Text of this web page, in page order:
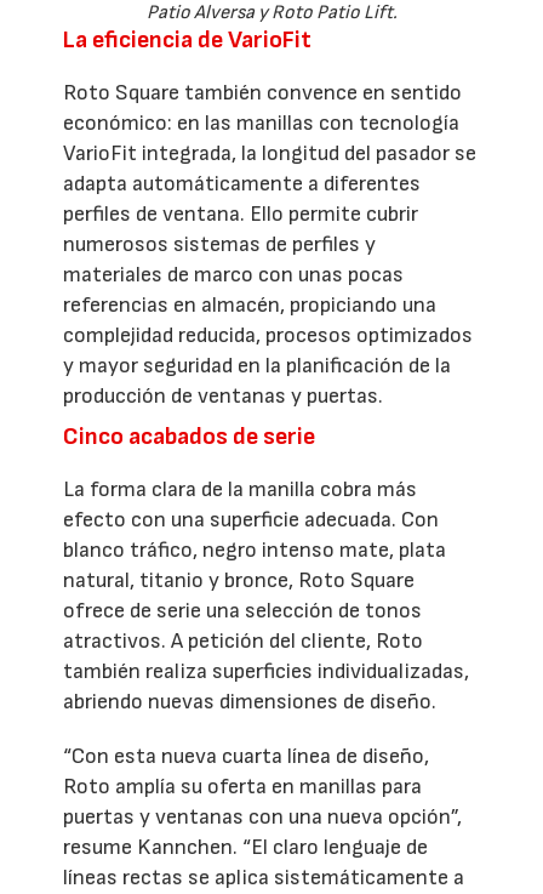
Patio Alversa y Roto Patio Lift.
La eficiencia de VarioFit
Roto Square también convence en sentido
económico: en las manillas con tecnología
VarioFit integrada, la longitud del pasador se
adapta automáticamente a diferentes
perfiles de ventana. Ello permite cubrir
numerosos sistemas de perfiles y
materiales de marco con unas pocas
referencias en almacén, propiciando una
complejidad reducida, procesos optimizados
y mayor seguridad en la planificación de la
producción de ventanas y puertas.
Cinco acabados de serie
La forma clara de la manilla cobra más
efecto con una superficie adecuada. Con
blanco tráfico, negro intenso mate, plata
natural, titanio y bronce, Roto Square
ofrece de serie una selección de tonos
atractivos. A petición del cliente, Roto
también realiza superficies individualizadas,
abriendo nuevas dimensiones de diseño.
“Con esta nueva cuarta línea de diseño,
Roto amplía su oferta en manillas para
puertas y ventanas con una nueva opción”,
resume Kannchen. “El claro lenguaje de
líneas rectas se aplica sistemáticamente a